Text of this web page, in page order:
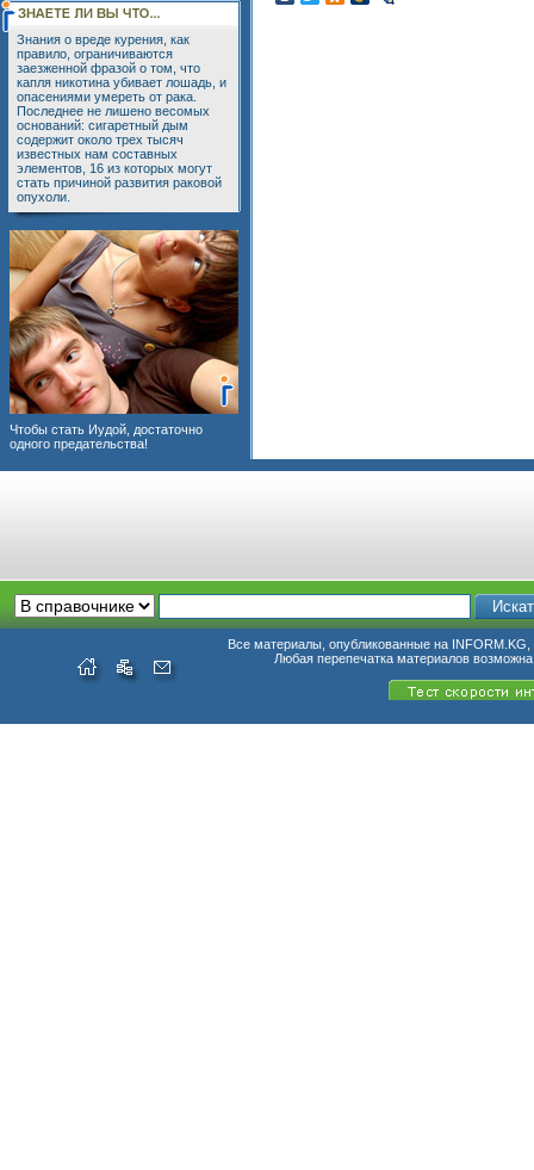
Знания о вреде курения, как
правило, ограничиваются
заезженной фразой о том, что
капля никотина убивает лошадь, и
опасениями умереть от рака.
Последнее не лишено весомых
оснований: сигаретный дым
содержит около трех тысяч
известных нам составных
элементов, 16 из которых могут
стать причиной развития раковой
опухоли.
Чтобы стать Иудой, достаточно
одного предательства!
Все материалы, опубликованные на INFORM.KG,
Любая перепечатка материалов